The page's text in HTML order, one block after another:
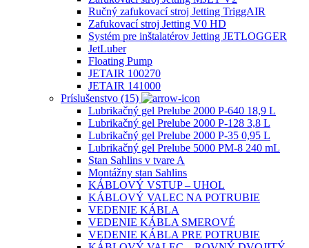
Ručný zafukovací stroj Jetting TriggAIR
Zafukovací stroj Jetting V0 HD
Systém pre inštalatérov Jetting JETLOGGER
JetLuber
Floating Pump
JETAIR 100270
JETAIR 141000
Príslušenstvo (15)
Lubrikačný gel Prelube 2000 P-640 18,9 L
Lubrikačný gel Prelube 2000 P-128 3,8 L
Lubrikačný gel Prelube 2000 P-35 0,95 L
Lubrikačný gel Prelube 5000 PM-8 240 mL
Stan Sahlins v tvare A
Montážny stan Sahlins
KÁBLOVÝ VSTUP – UHOL
KÁBLOVÝ VALEC NA POTRUBIE
VEDENIE KÁBLA
VEDENIE KÁBLA SMEROVÉ
VEDENIE KÁBLA PRE POTRUBIE